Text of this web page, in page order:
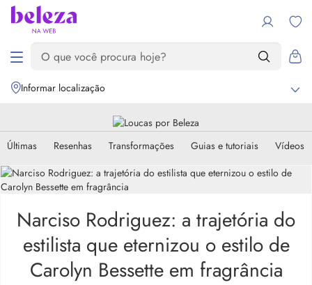
Informar localização
Últimas Resenhas Transformações Guias e tutoriais Vídeos
Narciso Rodriguez: a trajetória do
estilista que eternizou o estilo de
Carolyn Bessette em fragrância